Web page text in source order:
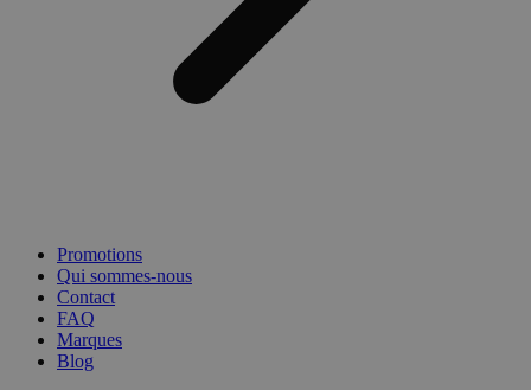
Promotions
Qui sommes-nous
Contact
FAQ
Marques
Blog